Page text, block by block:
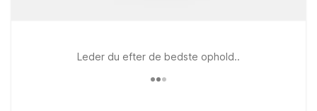
Leder du efter de bedste ophold..